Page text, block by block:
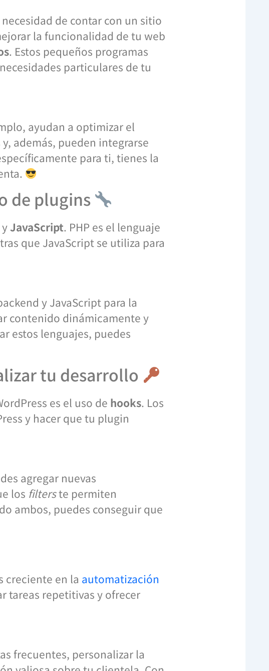
de contar con un sitio
la funcionalidad de tu web
. Estos pequeños programas
particulares de tu
ayudan a optimizar el
además, pueden integrarse
para ti, tienes la
de plugins
yJavaScript. PHP es el lenguaje
que JavaScript se utiliza para
y JavaScript para la
contenido dinámicamente y
estos lenguajes, puedes
tu desarrollo
es el uso de hooks. Los
y hacer que tu plugin
agregar nuevas
los filterste permiten
ambos, puedes conseguir que
creciente en la automatización
tareas repetitivas y ofrecer
frecuentes, personalizar la